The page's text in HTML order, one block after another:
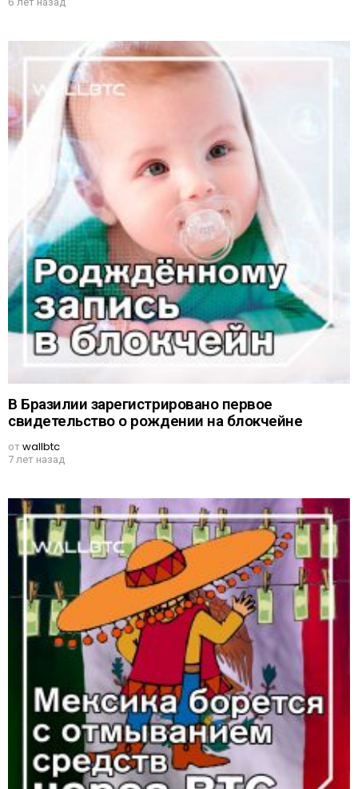
В Бразилии зарегистрировано первое
свидетельство о рождении на блокчейне
отwallbtc
7 лет назад